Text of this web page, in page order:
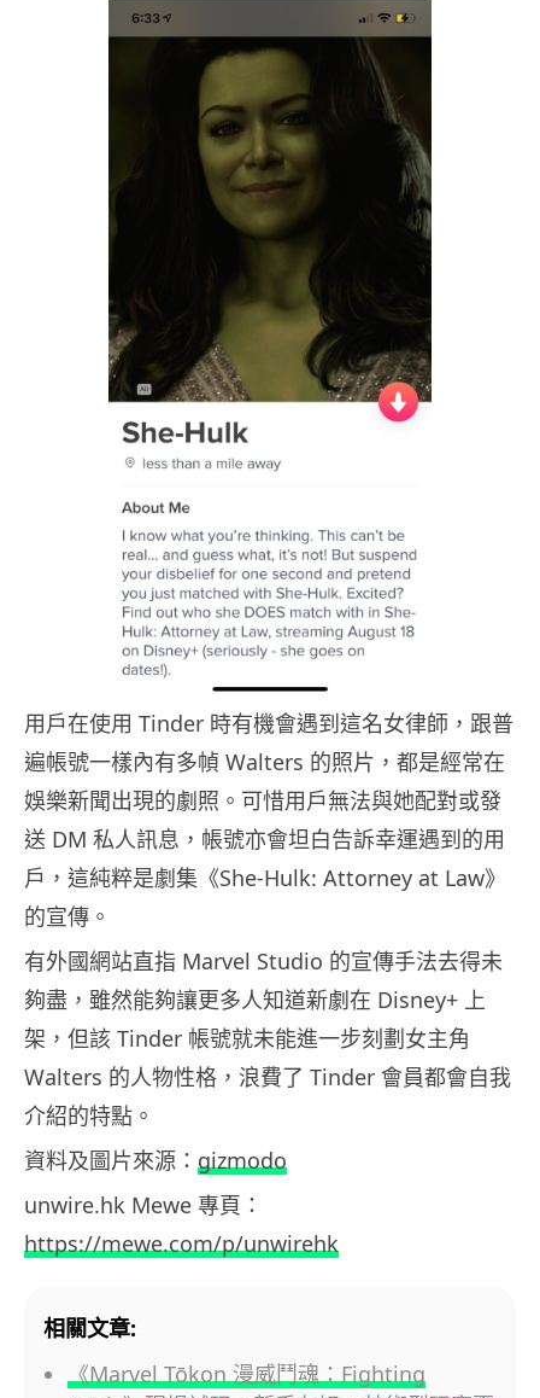
用戶在使用 Tinder 時有機會遇到這名女律師，跟普
遍帳號一樣內有多幀 Walters 的照片，都是經常在
娛樂新聞出現的劇照。可惜用戶無法與她配對或發
送 DM 私人訊息，帳號亦會坦白告訴幸運遇到的用
戶，這純粹是劇集《She-Hulk: Attorney at Law》
的宣傳。
有外國網站直指 Marvel Studio 的宣傳手法去得未
夠盡，雖然能夠讓更多人知道新劇在 Disney+ 上
架，但該 Tinder 帳號就未能進一步刻劃女主角
Walters 的人物性格，浪費了 Tinder 會員都會自我
介紹的特點。
資料及圖片來源： gizmodo
unwire.hk Mewe 專頁：
https://mewe.com/p/unwirehk
相關文章:
《Marvel Tōkon 漫威鬥魂：Fighting